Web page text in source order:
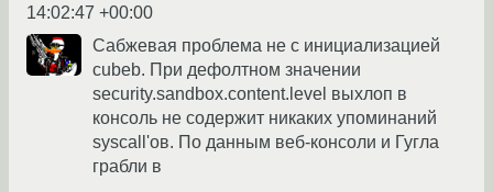
14:02:47 +00:00
Сабжевая проблема не с инициализацией
cubeb. При дефолтном значении
security.sandbox.content.level выхлоп в
консоль не содержит никаких упоминаний
syscall'ов. По данным веб-консоли и Гугла
грабли в